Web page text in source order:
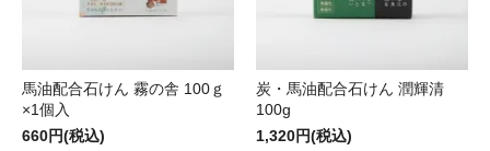
馬油配合石けん 霧の舎 100ｇ
×1個入
660円(税込)
炭・馬油配合石けん 潤輝清
100g
1,320円(税込)